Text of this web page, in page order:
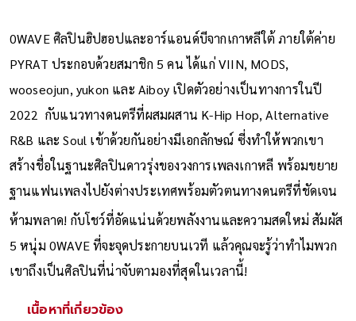
0WAVE ศิลปินฮิปฮอปและอาร์แอนด์บีจากเกาหลีใต้ ภายใต้ค่าย
PYRAT ประกอบด้วยสมาชิก 5 คน ได้แก่ VIIN, MODS,
wooseojun, yukon และ Aiboy เปิดตัวอย่างเป็นทางการในปี
2022 กับแนวทางดนตรีที่ผสมผสาน K-Hip Hop, Alternative
R&B และ Soul เข้าด้วยกันอย่างมีเอกลักษณ์ ซี่งทำให้พวกเขา
สร้างชื่อในฐานะศิลปินดาวรุ่งของวงการเพลงเกาหลี พร้อมขยาย
ฐานแฟนเพลงไปยังต่างประเทศพร้อมตัวตนทางดนตรีที่ชัดเจน
ห้ามพลาด! กับโชว์ที่อัดแน่นด้วยพลังงานและความสดใหม่ สัมผัส
5 หนุ่ม 0WAVE ที่จะจุดประกายบนเวที แล้วคุณจะรู้ว่าทำไมพวก
เขาถึงเป็นศิลปินที่น่าจับตามองที่สุดในเวลานี้!
เนื้อหาที่เกี่ยวข้อง